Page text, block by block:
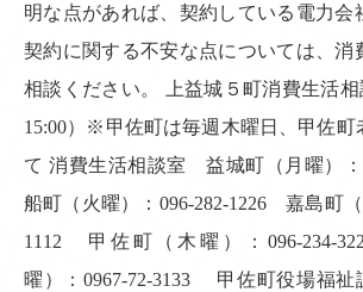
明な点があれば、契約している電力会
契約に関する不安な点については、消
相談ください。 上益城５町消費生活
15:00）※甲佐町は毎週木曜日、甲佐町
て 消費生活相談室 益城町（月曜）
船町（火曜）：096-282-1226 嘉島町
1112 甲佐町（木曜）：096-234-
曜）：0967-72-3133 甲佐町役場福